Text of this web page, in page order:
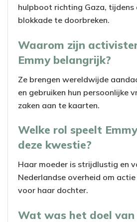
hulpboot richting Gaza, tijdens
blokkade te doorbreken.
Waarom zijn
Emmy belangrijk?
Ze brengen wereldwijde
en gebruiken hun persoonlijke
zaken aan te kaarten.
Welke rol speelt
deze kwestie?
Haar moeder is strijdlustig en
Nederlandse overheid om
voor haar dochter.
Wat was het doel van